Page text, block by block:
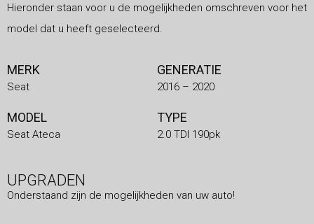
Hieronder staan voor u de mogelijkheden omschreven voor het
model dat u heeft geselecteerd.
MERK
Seat
GENERATIE
2016 – 2020
MODEL
Seat Ateca
TYPE
2.0 TDI 190pk
UPGRADEN
Onderstaand zijn de mogelijkheden van uw auto!